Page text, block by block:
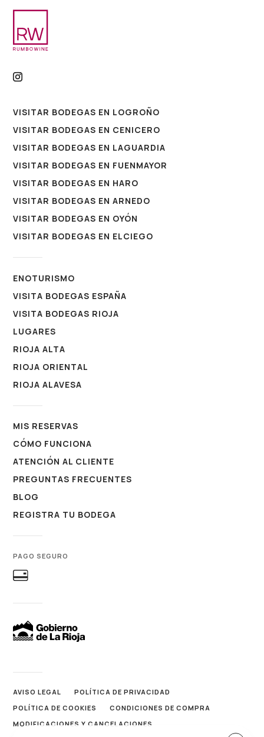
VISITAR BODEGAS EN LOGROÑO
VISITAR BODEGAS EN CENICERO
VISITAR BODEGAS EN LAGUARDIA
VISITAR BODEGAS EN FUENMAYOR
VISITAR BODEGAS EN HARO
VISITAR BODEGAS EN ARNEDO
VISITAR BODEGAS EN OYÓN
VISITAR BODEGAS EN ELCIEGO
ENOTURISMO
VISITA BODEGAS ESPAÑA
VISITA BODEGAS RIOJA
LUGARES
RIOJA ALTA
RIOJA ORIENTAL
RIOJA ALAVESA
MIS RESERVAS
CÓMO FUNCIONA
ATENCIÓN AL CLIENTE
PREGUNTAS FRECUENTES
BLOG
REGISTRA TU BODEGA
PAGO SEGURO
AVISO LEGAL
POLÍTICA DE PRIVACIDAD
POLÍTICA DE COOKIES
CONDICIONES DE COMPRA
MODIFICACIONES Y CANCELACIONES